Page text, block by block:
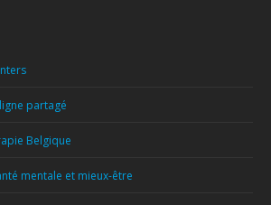
partagé
Belgique
mentale et mieux-être